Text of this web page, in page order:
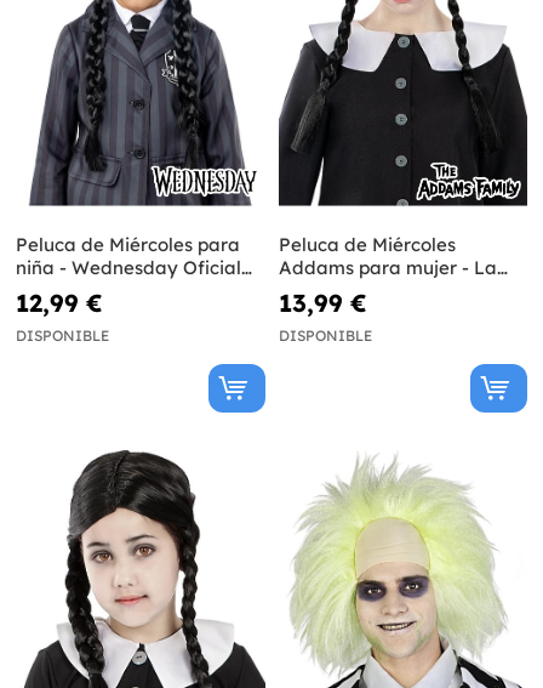
Peluca de Miércoles para
niña - Wednesday Oficial
Netflix
12,99 €
DISPONIBLE
Peluca de Miércoles
Addams para mujer - La
Familia Addams
13,99 €
DISPONIBLE